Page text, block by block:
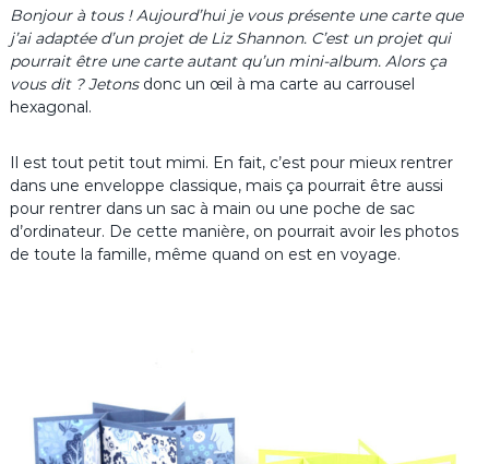
Bonjour à tous ! Aujourd’hui je vous présente une carte que
j’ai adaptée d’un projet de Liz Shannon. C’est un projet qui
pourrait être une carte autant qu’un mini-album. Alors ça
vous dit ? Jetonsdonc un œil à ma carte au carrousel
hexagonal.
Il est tout petit tout mimi. En fait, c’est pour mieux rentrer
dans une enveloppe classique, mais ça pourrait être aussi
pour rentrer dans un sac à main ou une poche de sac
d’ordinateur. De cette manière, on pourrait avoir les photos
de toute la famille, même quand on est en voyage.